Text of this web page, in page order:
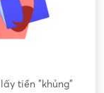
tiền "khủng"